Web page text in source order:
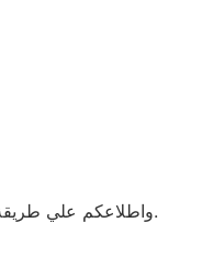
واطلاعكم علي طريقة حل مشكلة الجهاز الخاص بكم أطلبوا خدمات الصيانة لاجهزة وكلاء شركة زانوسى بمنوف اينما كنتم خلال وقت قياسي سوف يصل اليكم مهندسنا لمعاينة العطل وصيانة الجهاز.